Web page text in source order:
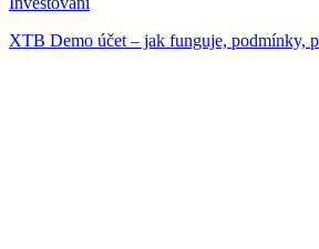
XTB Demo účet – jak funguje, podmínky,